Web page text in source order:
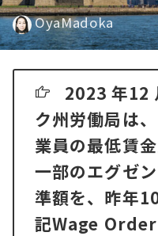
OyaMadoka
2023 年12
ク州労働局は
業員の最低賃金
一部のエグゼ
準額を、昨年
記Wage Order